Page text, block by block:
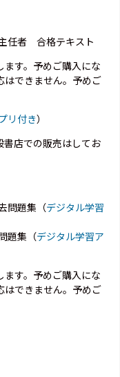
任者 合格テキスト
す。予めご購入にな
はできません。予めご
リ付き）
店での販売はしてお
問題集（デジタル学習
題集（デジタル学習ア
す。予めご購入にな
はできません。予めご